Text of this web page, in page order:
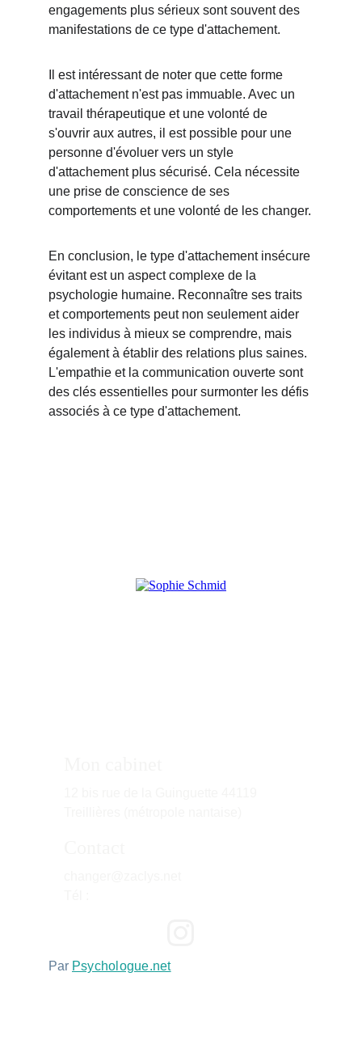
engagements plus sérieux sont souvent des
manifestations de ce type d'attachement.
Il est intéressant de noter que cette forme
d'attachement n'est pas immuable. Avec un
travail thérapeutique et une volonté de
s'ouvrir aux autres, il est possible pour une
personne d'évoluer vers un style
d'attachement plus sécurisé. Cela nécessite
une prise de conscience de ses
comportements et une volonté de les changer.
En conclusion, le type d'attachement insécure
évitant est un aspect complexe de la
psychologie humaine. Reconnaître ses traits
et comportements peut non seulement aider
les individus à mieux se comprendre, mais
également à établir des relations plus saines.
L'empathie et la communication ouverte sont
des clés essentielles pour surmonter les défis
associés à ce type d'attachement.